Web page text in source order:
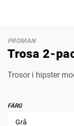
PROMAN
Trosa 2-
Trosor i hipster
FÄRG